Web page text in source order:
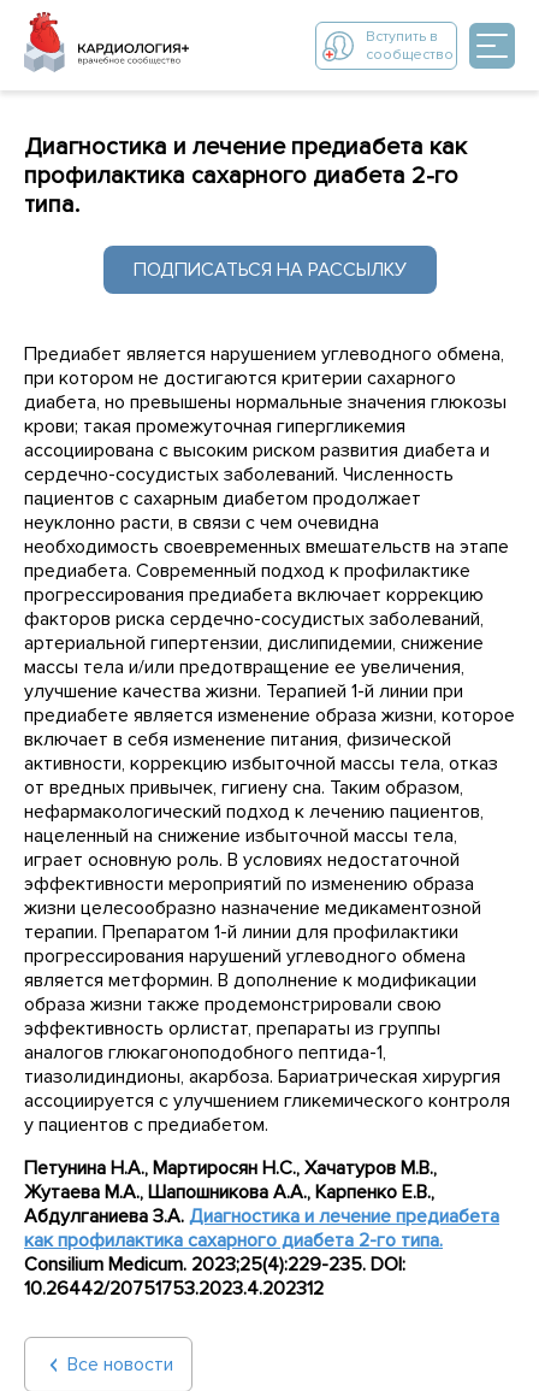
Вступить в
сообщество
Диагностика и лечение предиабета как
профилактика сахарного диабета 2-го
типа.
ПОДПИСАТЬСЯ НА РАССЫЛКУ
Предиабет является нарушением углеводного обмена,
при котором не достигаются критерии сахарного
диабета, но превышены нормальные значения глюкозы
крови; такая промежуточная гипергликемия
ассоциирована с высоким риском развития диабета и
сердечно-сосудистых заболеваний. Численность
пациентов с сахарным диабетом продолжает
неуклонно расти, в связи с чем очевидна
необходимость своевременных вмешательств на этапе
предиабета. Современный подход к профилактике
прогрессирования предиабета включает коррекцию
факторов риска сердечно-сосудистых заболеваний,
артериальной гипертензии, дислипидемии, снижение
массы тела и/или предотвращение ее увеличения,
улучшение качества жизни. Терапией 1-й линии при
предиабете является изменение образа жизни, которое
включает в себя изменение питания, физической
активности, коррекцию избыточной массы тела, отказ
от вредных привычек, гигиену сна. Таким образом,
нефармакологический подход к лечению пациентов,
нацеленный на снижение избыточной массы тела,
играет основную роль. В условиях недостаточной
эффективности мероприятий по изменению образа
жизни целесообразно назначение медикаментозной
терапии. Препаратом 1-й линии для профилактики
прогрессирования нарушений углеводного обмена
является метформин. В дополнение к модификации
образа жизни также продемонстрировали свою
эффективность орлистат, препараты из группы
аналогов глюкагоноподобного пептида-1,
тиазолидиндионы, акарбоза. Бариатрическая хирургия
ассоциируется с улучшением гликемического контроля
у пациентов с предиабетом.
Петунина Н.А., Мартиросян Н.С., Хачатуров М.В.,
Жутаева М.А., Шапошникова А.А., Карпенко Е.В.,
Абдулганиева З.А. Диагностика и лечение предиабета
как профилактика сахарного диабета 2-го типа.
Consilium Medicum. 2023;25(4):229-235. DOI:
10.26442/20751753.2023.4.202312
Все новости